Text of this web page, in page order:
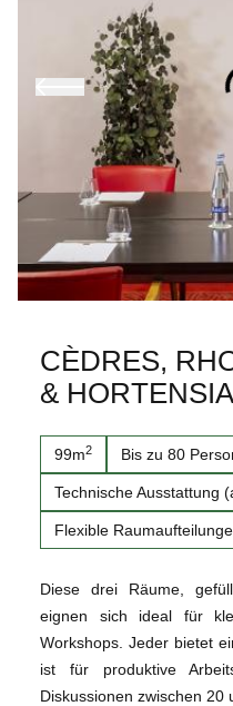
CÈDRES,
&
99m2 Bis zu 80
Technische Ausstattung
Flexible
Diese drei Räume,
eignen sich ideal für
Workshops. Jeder bietet
ist für produktive
Diskussionen zwischen 20